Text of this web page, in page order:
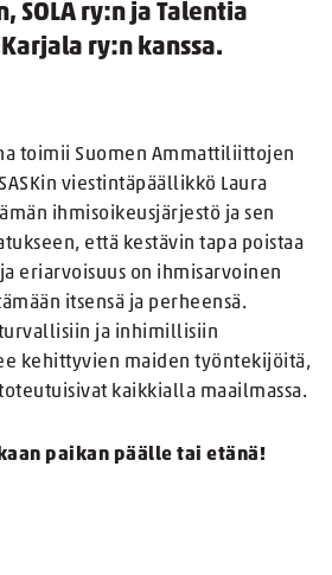
SOLA ry:n ja Talentia
ry:n kanssa.
toimii Suomen Ammattiliittojen
viestintäpäällikkö Laura
ihmisoikeusjärjestö ja sen
että kestävin tapa poistaa
eriarvoisuus on ihmisarvoinen
itsensä ja perheensä.
ja inhimillisiin
kehittyvien maiden työntekijöitä,
kaikkialla maailmassa.
paikan päälle tai etänä!